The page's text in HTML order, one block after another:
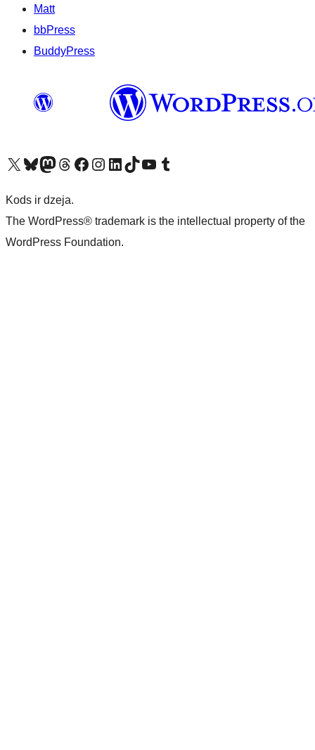
Matt
bbPress
BuddyPress
Apmeklējiet mūsu X (agrāk Twitter) kontu
Apmeklējiet mūsu Bluesky kontu
Apmeklējiet mūsu Mastodon kontu
Apmeklējiet mūsu Threads kontu
Apmeklējiet mūsu Facebook lapuApmeklējiet mūsu Instagram kontu
Apmeklējiet mūsu LinkedIn kontu
Apmeklējiet mūsu TikTok kontu
Apmeklējiet mūsu YouTube kanālu
Apmeklējiet mūsu Tumblr kontu
Kods ir dzeja.
The WordPress® trademark is the intellectual property of the
WordPress Foundation.